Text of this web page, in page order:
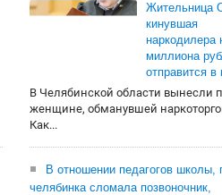
Жительница
кинувшая
наркодилера
миллиона
отправится
В Челябинской области вынесли
женщине, обманувшей
Как...
В отношении педагогов школы,
челябинка сломала позвоночник,